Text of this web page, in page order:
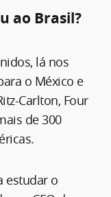
ao Brasil?
lá nos
o México e
Carlton, Four
de 300
estudar o